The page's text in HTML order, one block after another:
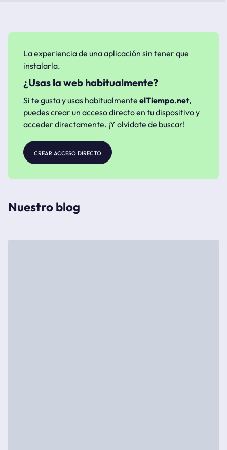
La experiencia de una aplicación sin tener que
instalarla.
¿Usas la web habitualmente?
Si te gusta y usas habitualmente elTiempo.net,
puedes crear un acceso directo en tu dispositivo y
acceder directamente. ¡Y olvídate de buscar!
crear acceso directo
Nuestro blog